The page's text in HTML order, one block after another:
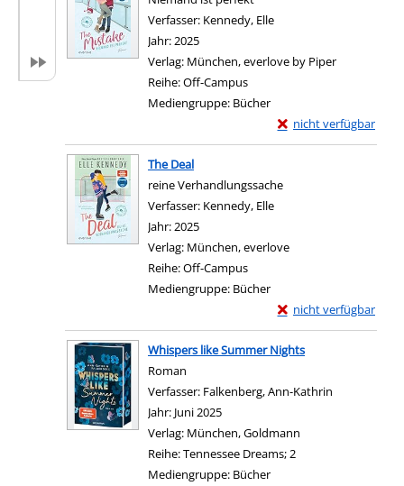
Verfasser: Kennedy, Elle
Jahr:2025
Verlag: München, everlove by Piper
Reihe:Off-Campus
Mediengruppe: Bücher
nicht verfügbar
Exemplar-Details von
Zum Download von
The Deal
reine Verhandlungssache
Verfasser: Kennedy, Elle
Jahr:2025
Verlag: München, everlove
Reihe:Off-Campus
Mediengruppe: Bücher
nicht verfügbar
Exemplar-Details von
Zum Download von
Whispers like Summer Nights
Roman
Verfasser: Falkenberg, Ann-Kathrin
Jahr: Juni 2025
Verlag: München, Goldmann
Reihe:Tennessee Dreams; 2
Mediengruppe: Bücher